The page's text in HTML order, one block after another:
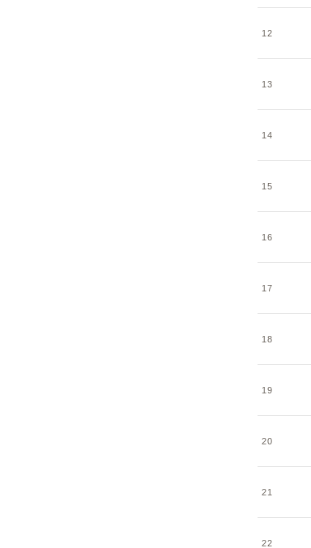
12
13
14
15
16
17
18
19
20
21
22